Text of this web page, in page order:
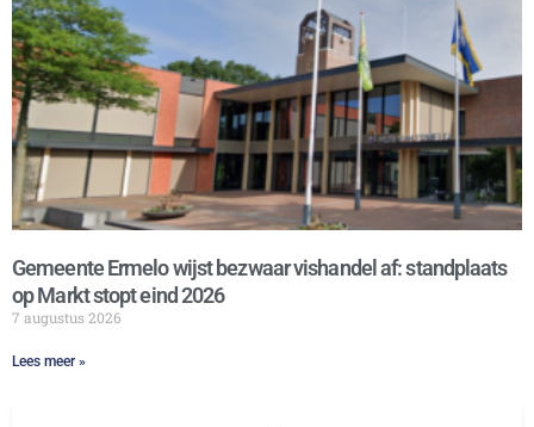
Gemeente Ermelo wijst bezwaar vishandel af: standplaats
op Markt stopt eind 2026
7 augustus 2026
Lees meer »